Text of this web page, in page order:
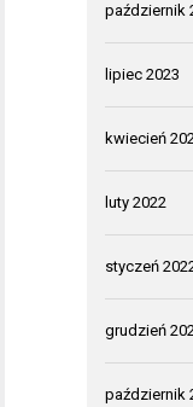
październik
lipiec 2023
kwiecień
luty 2022
styczeń
grudzień
październik